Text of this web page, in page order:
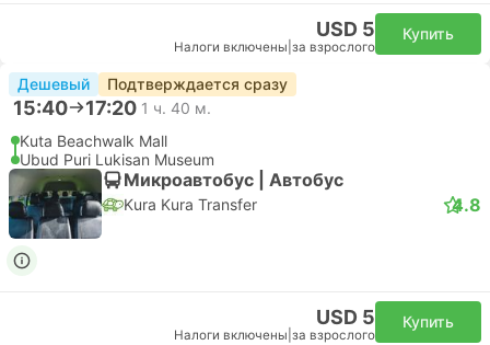
USD 5
Налоги включены за взрослого
Купить
Дешевый Подтверждается сразу
15:40 17:20 1 ч. 40 м.
Kuta Beachwalk Mall
Ubud Puri Lukisan Museum
Микроавтобус | Автобус
Kura Kura Transfer 4.8
USD 5
Налоги включены за взрослого
Купить